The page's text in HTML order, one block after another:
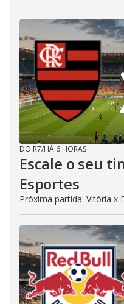
DO R7/HÁ 6 HORAS
Escale o seu
Esportes
Próxima partida: Vitória x